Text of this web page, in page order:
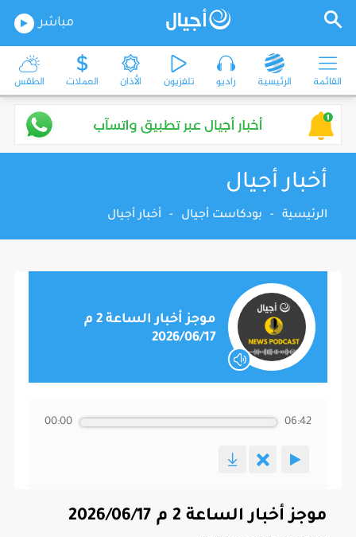
مباشر
القائمة الرئيسية راديو تلفزيون الأذان العملات الطقس
أخبار أجيال
الرئيسية - بودكاست أجيال - أخبار أجيال
موجز أخبار الساعة 2 م
2026/06/17
00:00 06:42
موجز أخبار الساعة 2 م 2026/06/17